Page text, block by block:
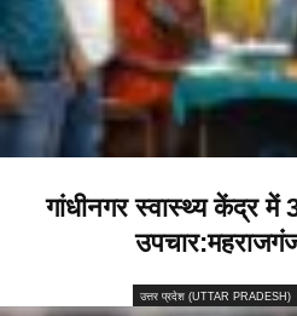
गांधीनगर स्वास्थ्य केंद्र में
उत्तर प्रदेश (UTTAR PRADESH)